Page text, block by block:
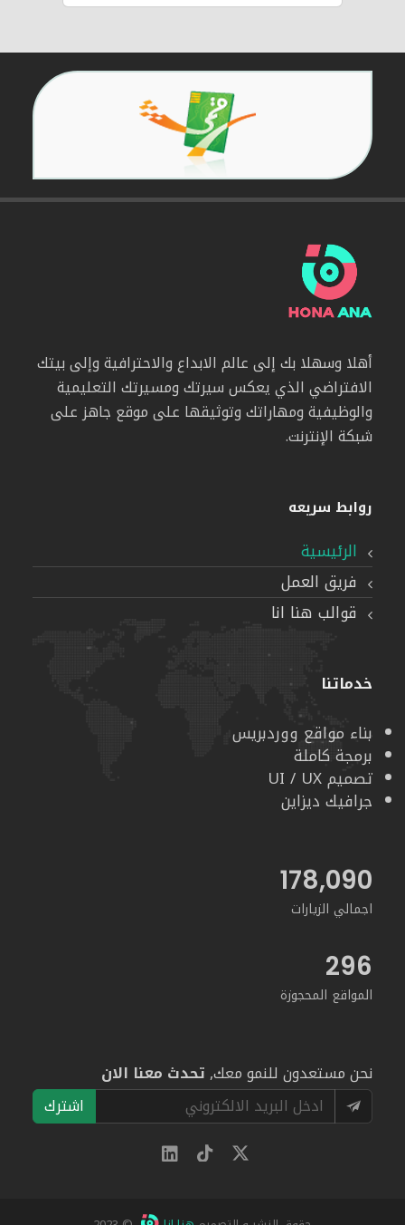
أهلا وسهلا بك إلى عالم الابداع والاحترافية وإلى بيتك
الافتراضي الذي يعكس سيرتك ومسيرتك التعليمية
والوظيفية ومهاراتك وتوثيقها على موقع جاهز على
شبكة الإنترنت.
روابط سريعه
الرئيسية
فريق العمل
قوالب هنا انا
خدماتنا
بناء مواقع ووردبريس
برمجة كاملة
تصميم UI / UX
جرافيك ديزاين
189,573
اجمالي الزيارات
296
المواقع المحجوزة
نحن مستعدون للنمو معك,تحدث معنا الان
اشترك